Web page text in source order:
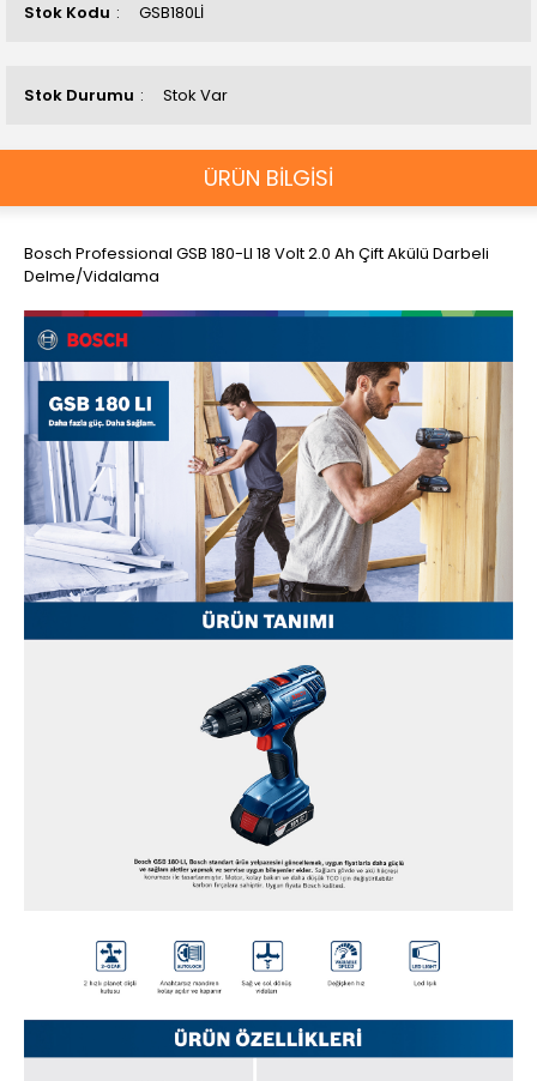
Stok Kodu GSB180Lİ
Stok Durumu Stok Var
ÜRÜN BİLGİSİ
Bosch Professional GSB 180-LI 18 Volt 2.0 Ah Çift Akülü Darbeli
Delme/Vidalama